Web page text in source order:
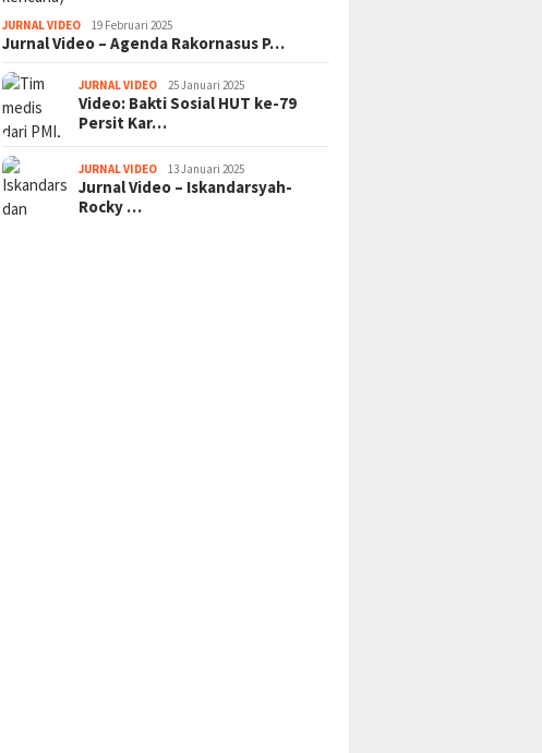
JURNAL VIDEO 19 Februari 2025
Jurnal Video – Agenda Rakornasus P…
JURNAL VIDEO 25 Januari 2025
Video: Bakti Sosial HUT ke-79
Persit Kar…
JURNAL VIDEO 13 Januari 2025
Jurnal Video – Iskandarsyah-
Rocky …